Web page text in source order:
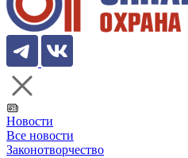
Новости
Все новости
Законотворчество